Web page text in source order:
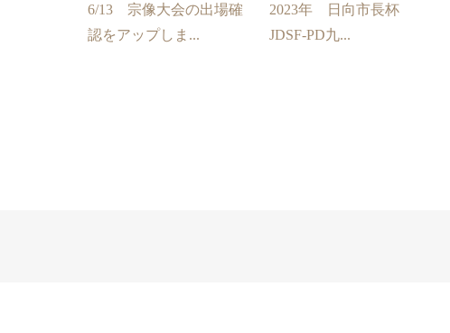
6/13 宗像大会の出場確
認をアップしま...
2023年 日向市長杯
JDSF-PD九...